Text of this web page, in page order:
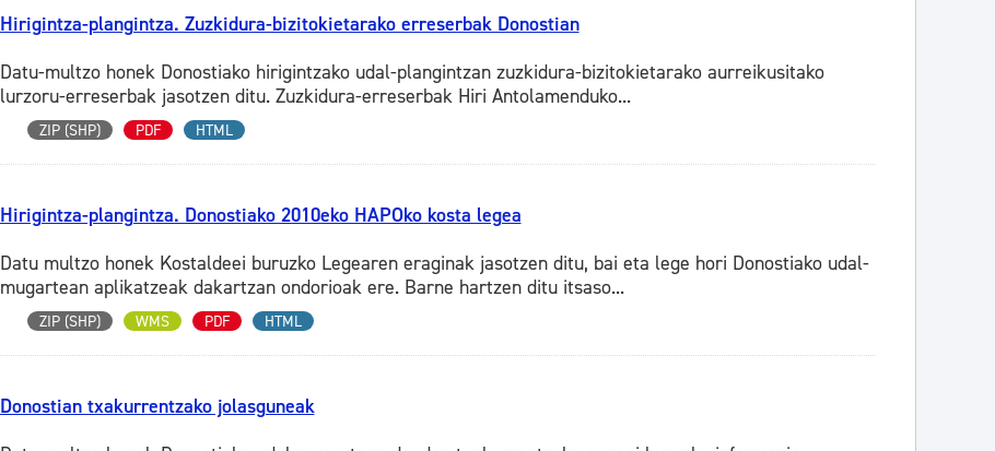
Hirigintza-plangintza. Zuzkidura-bizitokietarako erreserbak Donostian
Datu-multzo honek Donostiako hirigintzako udal-plangintzan zuzkidura-bizitokietarako aurreikusitako
lurzoru-erreserbak jasotzen ditu. Zuzkidura-erreserbak Hiri Antolamenduko...
ZIP (SHP) PDF HTML
Hirigintza-plangintza. Donostiako 2010eko HAPOko kosta legea
Datu multzo honek Kostaldeei buruzko Legearen eraginak jasotzen ditu, bai eta lege hori Donostiako udal-
mugartean aplikatzeak dakartzan ondorioak ere. Barne hartzen ditu itsaso...
ZIP (SHP) WMS PDF HTML
Donostian txakurrentzako jolasguneak